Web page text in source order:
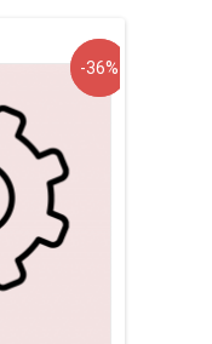
Angebot
-36%